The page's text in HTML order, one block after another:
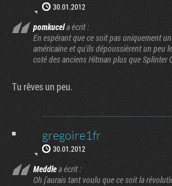
30.01.2012
pomkucela écrit :
En espérant que ce soit pas uniquement
américaine et qu'ils dépoussièrent un peu
coté des anciens Hitman plus que Splinter
Tu rêves un peu.
gregoire1fr
30.01.2012
Meddlea écrit :
Oh j'aurais tant voulu que ce soit la